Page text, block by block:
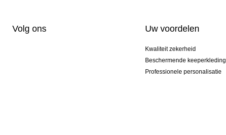
Volg ons Uw voordelen
Kwaliteit zekerheid
Beschermende keeperkleding
Professionele personalisatie